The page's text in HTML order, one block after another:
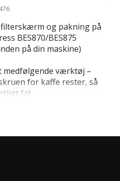
og pakning på
BES870/BES875
på din maskine)
medfølgende værktøj –
for kaffe rester, så
fat.